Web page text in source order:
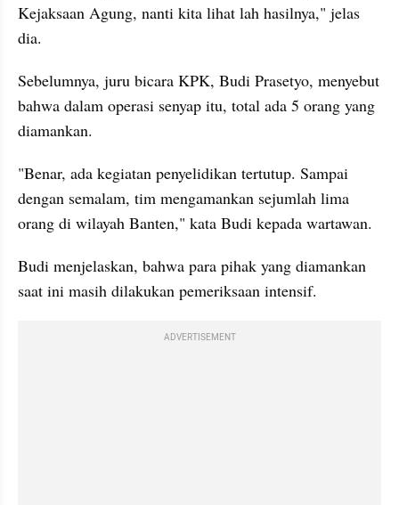
Kejaksaan Agung, nanti kita lihat lah hasilnya," jelas
dia.
Sebelumnya, juru bicara KPK, Budi Prasetyo, menyebut
bahwa dalam operasi senyap itu, total ada 5 orang yang
diamankan.
"Benar, ada kegiatan penyelidikan tertutup. Sampai
dengan semalam, tim mengamankan sejumlah lima
orang di wilayah Banten," kata Budi kepada wartawan.
Budi menjelaskan, bahwa para pihak yang diamankan
saat ini masih dilakukan pemeriksaan intensif.
ADVERTISEMENT